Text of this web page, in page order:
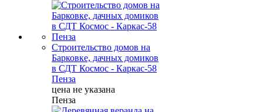
Строительство домов на
Барковке, дачных домиков
в СДТ Космос - Каркас-58
Пенза
цена не указана
Пенза